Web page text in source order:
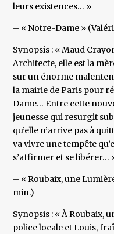
leurs existences… »
– « Notre-Dame »
Synopsis : « Maud
Architecte, elle est la
sur un énorme
la mairie de Paris pour
Dame… Entre cette
jeunesse qui resurgit
qu’elle n’arrive pas à
va vivre une tempête
s’affirmer et se libérer…
– « Roubaix, une
min.)
Synopsis : « À Roubaix,
police locale et Louis,